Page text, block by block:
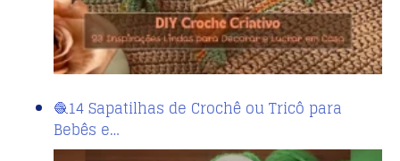
🧶14 Sapatilhas de Crochê ou Tricô para
Bebês e…